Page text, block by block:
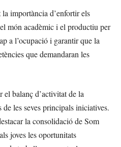
importància d’enfortir els
món acadèmic i el productiu per
a l’ocupació i garantir que la
que demandaran les
el balanç d’activitat de la
les seves principals iniciatives.
la consolidació de Som
joves les oportunitats